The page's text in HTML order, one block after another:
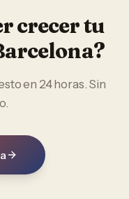
crecer tu
?
en 24 horas. Sin